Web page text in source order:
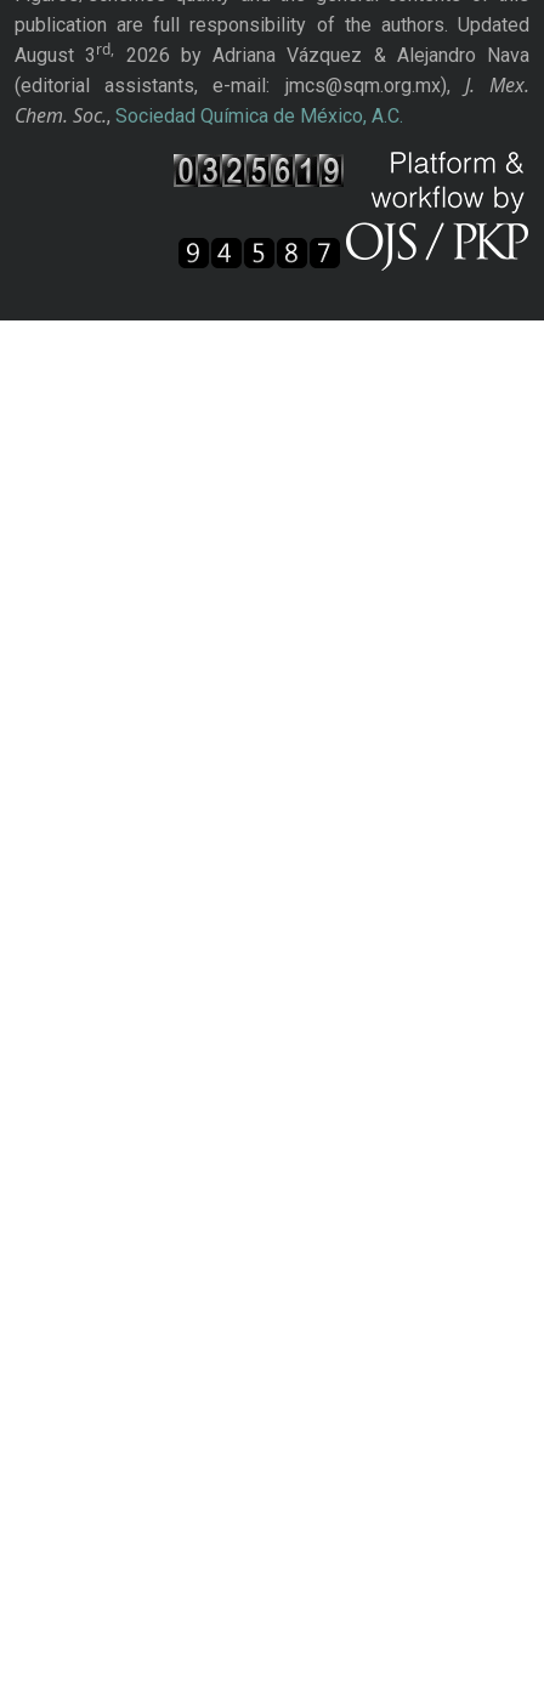
publication are full responsibility of the authors. Updated
August 3rd,
2026 by Adriana Vázquez & Alejandro Nava
(editorial assistants, e-mail: jmcs@sqm.org.mx), J. Mex.
Chem. Soc., Sociedad Química de México, A.C.